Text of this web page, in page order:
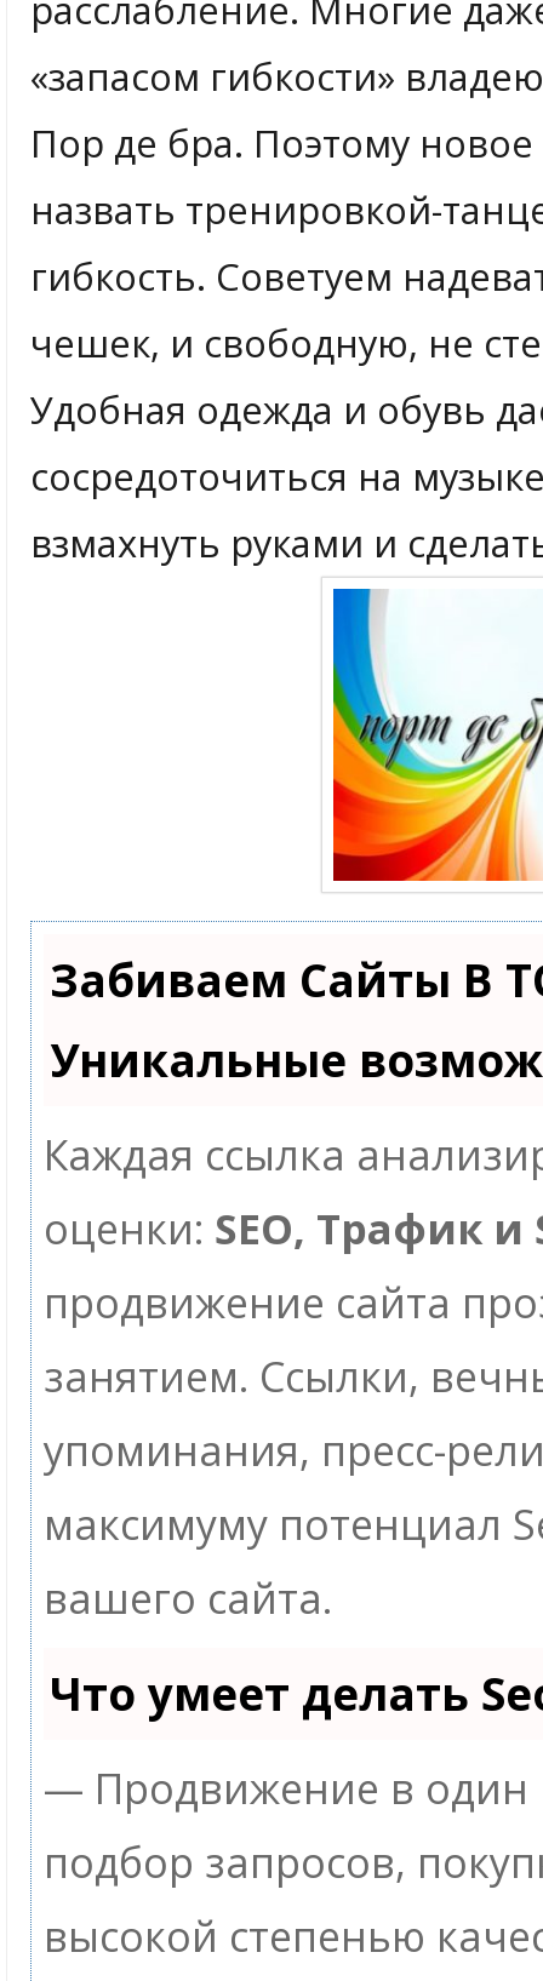
«запасом гибкости»
Пор де бра. Поэтому
назвать тренировкой-
гибкость. Советуем
чешек, и свободную, не
Удобная одежда и обувь
сосредоточиться на
взмахнуть руками и
Забиваем Сайты В
Уникальные
Каждая ссылка
оценки: SEO, Трафик и
продвижение сайта
занятием. Ссылки,
упоминания, пресс-
максимуму потенциал
вашего сайта.
Что умеет делать
— Продвижение в один
подбор запросов,
высокой степенью